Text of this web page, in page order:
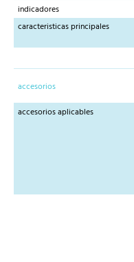
indicadores
caracteristicas principales
accesorios
accesorios aplicables